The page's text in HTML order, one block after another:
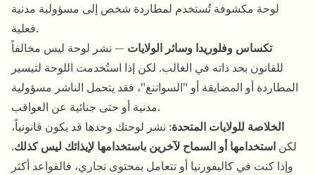
لوحة مكشوفة تُستخدم لمطاردة شخص إلى مسؤولية مدنية
فعلية.
تكساس وفلوريدا وسائر الولايات — نشر لوحة ليس مخالفاً
للقانون بحد ذاته في الغالب. لكن إذا استُخدمت اللوحة لتيسير
المطاردة أو المضايقة أو "السواتنغ"، فقد يتحمل الناشر مسؤولية
مدنية أو حتى جنائية عن العواقب.
الخلاصة للولايات المتحدة: نشر لوحتك وحدها قد يكون قانونياً،
لكن استخدامها أو السماح لآخرين باستخدامها لإيذائك ليس كذلك.
وإذا كنت في كاليفورنيا أو تتعامل بمحتوى تجاري، فالقواعد أكثر